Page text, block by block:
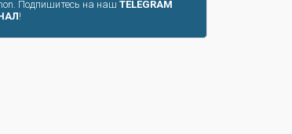
Подпишитесь на нашTELEGRAM
!